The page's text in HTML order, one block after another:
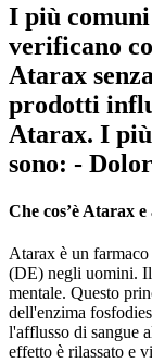
I più
verificano
Atarax
prodotti
Atarax. I
sono: -
Che cos’è Atarax e
Atarax è un
(DE) negli uomini.
mentale. Questo
dell'enzima
l'afflusso di sangue
effetto è rilassato e